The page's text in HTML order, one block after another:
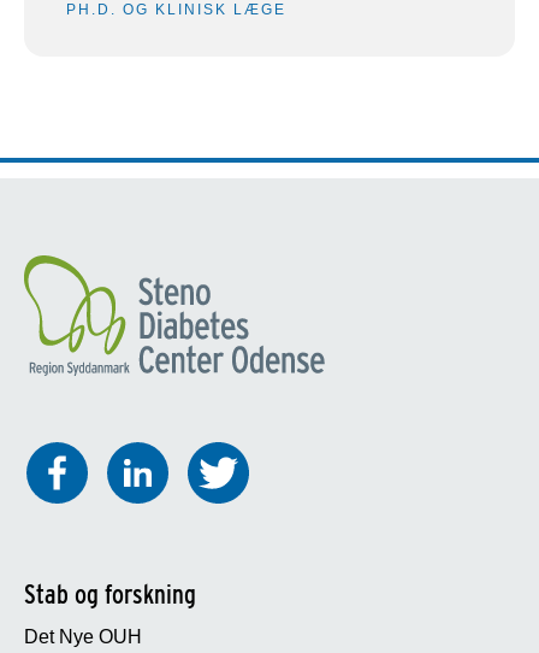
PH.D. OG KLINISK LÆGE
Stab og forskning
Det Nye OUH